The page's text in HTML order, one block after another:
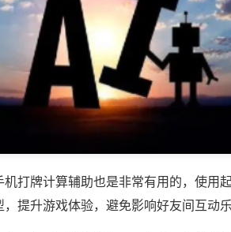
打牌计算辅助也是非常有用的，使用
提升游戏体验，避免影响好友间互动乐